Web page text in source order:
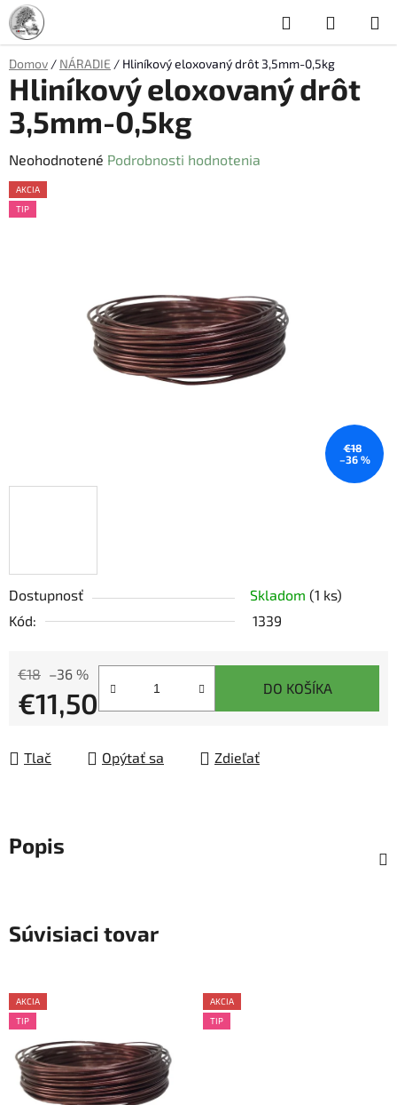
Prejsť
na
obsah
Hľadať
KOŠÍK
Domov / NÁRADIE / Hliníkový eloxovaný drôt 3,5mm-0,5kg
Dostupnosť Skladom (1 ks)
Kód:
1339
€18 –36 %
€11,50 DO KOŠÍKA
Tlač Opýtať sa Zdieľať
Hliníkový eloxovaný drôt
3,5mm-0,5kg
Priemerné
hodnotenie
produktu
Neohodnotené Podrobnosti hodnotenia
AKCIA
TIP
€18
–36 %
Popis
Súvisiaci tovar
AKCIA
TIP
AKCIA
TIP